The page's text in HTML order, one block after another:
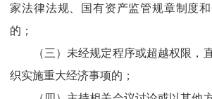
家法律法规、国有资产监管规章制度
的；
（三）未经规定程序或超越权限，
织实施重大经济事项的；